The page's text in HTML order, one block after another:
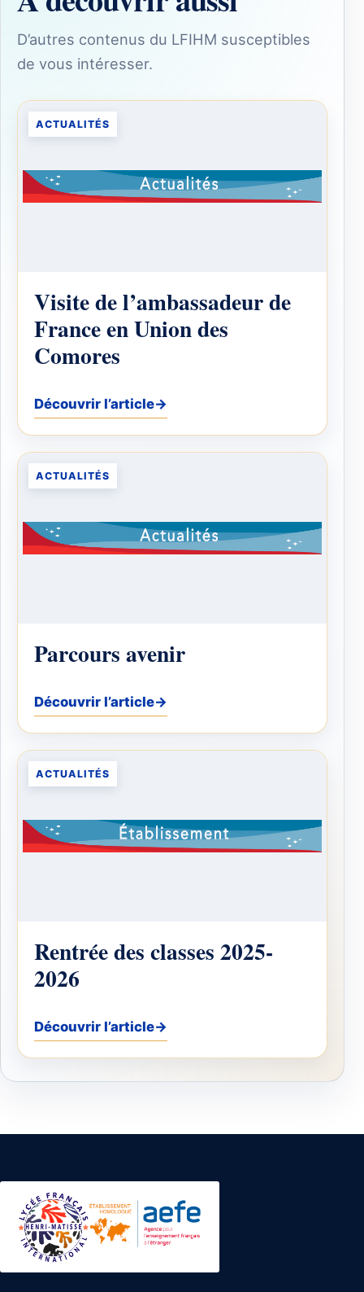
D’autres contenus du LFIHM susceptibles
de vous intéresser.
ACTUALITÉS
Visite de l’ambassadeur de
France en Union des
Comores
Découvrir l’article→
ACTUALITÉS
Parcours avenir
Découvrir l’article→
ACTUALITÉS
Rentrée des classes 2025-
2026
Découvrir l’article→